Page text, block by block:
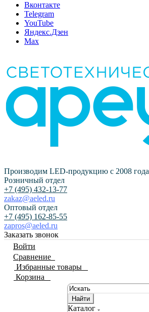
Вконтакте
Telegram
YouTube
Яндекс.Дзен
Max
Производим LED-продукцию с 2008 года
Розничный отдел
+7 (495) 432-13-77
zakaz@aeled.ru
Оптовый отдел
+7 (495) 162-85-55
zapros@aeled.ru
Заказать звонок
Войти
Сравнение
Избранные товары
Корзина
Найти
Каталог